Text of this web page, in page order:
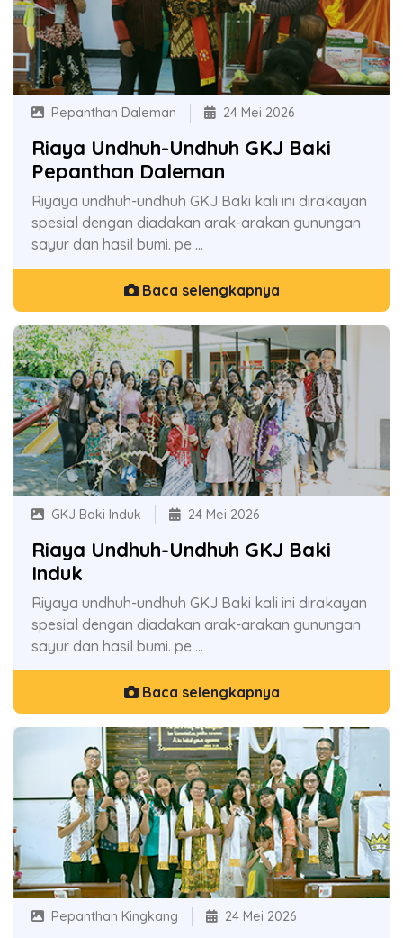
Pepanthan Daleman 24 Mei 2026
Riaya Undhuh-Undhuh GKJ Baki
Pepanthan Daleman
Riyaya undhuh-undhuh GKJ Baki kali ini dirakayan
spesial dengan diadakan arak-arakan gunungan
sayur dan hasil bumi. pe ...
Baca selengkapnya
GKJ Baki Induk 24 Mei 2026
Riaya Undhuh-Undhuh GKJ Baki
Induk
Riyaya undhuh-undhuh GKJ Baki kali ini dirakayan
spesial dengan diadakan arak-arakan gunungan
sayur dan hasil bumi. pe ...
Baca selengkapnya
Pepanthan Kingkang 24 Mei 2026